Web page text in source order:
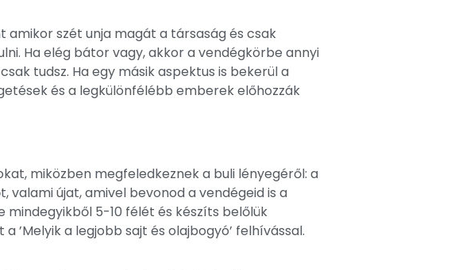
amikor szét unja magát a társaság és csak
Ha elég bátor vagy, akkor a vendégkörbe annyi
tudsz. Ha egy másik aspektus is bekerül a
és a legkülönfélébb emberek előhozzák
miközben megfeledkeznek a buli lényegéről: a
újat, amivel bevonod a vendégeid is a
mindegyikből 5-10 félét és készíts belőlük
’Melyik a legjobb sajt és olajbogyó’ felhívással.